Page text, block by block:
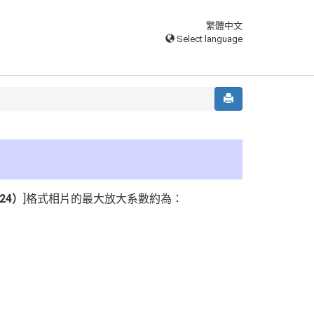
繁體中文
Select language
） ]格式相片的最大放大系數約為：